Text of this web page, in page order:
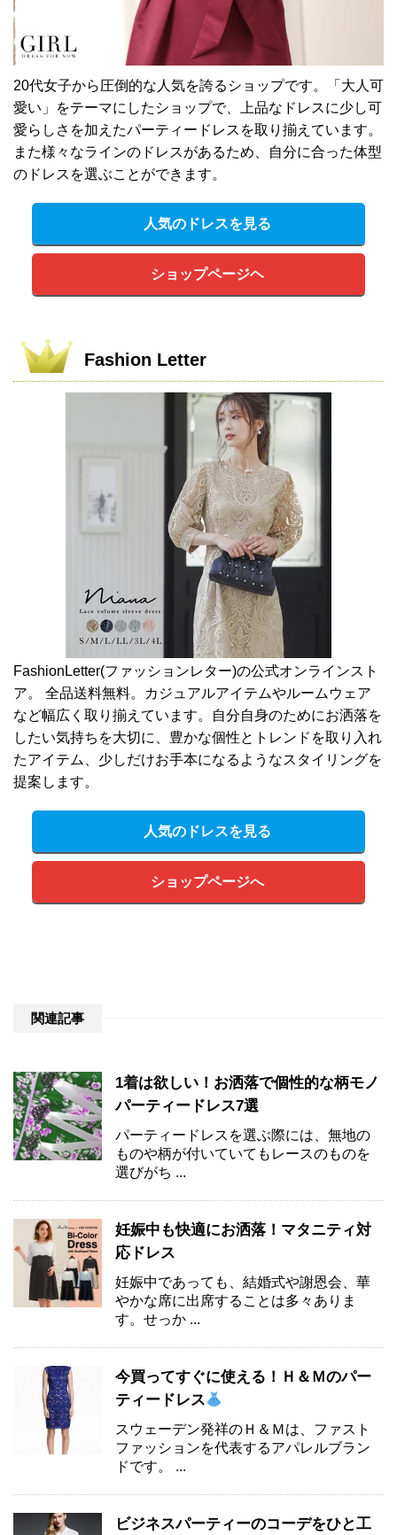
20代女子から圧倒的な人気を誇るショップです。「大人可
愛い」をテーマにしたショップで、上品なドレスに少し可
愛らしさを加えたパーティードレスを取り揃えています。
また様々なラインのドレスがあるため、自分に合った体型
のドレスを選ぶことができます。
人気のドレスを見る
ショップページヘ
Fashion Letter
FashionLetter(ファッションレター)の公式オンラインスト
ア。 全品送料無料。カジュアルアイテムやルームウェア
など幅広く取り揃えています。自分自身のためにお洒落を
したい気持ちを大切に、豊かな個性とトレンドを取り入れ
たアイテム、少しだけお手本になるようなスタイリングを
提案します。
人気のドレスを見る
ショップページへ
関連記事
1着は欲しい！お洒落で個性的な柄モノ
パーティードレス7選
パーティードレスを選ぶ際には、無地の
ものや柄が付いていてもレースのものを
選びがち ...
妊娠中も快適にお洒落！マタニティ対
応ドレス
妊娠中であっても、結婚式や謝恩会、華
やかな席に出席することは多々ありま
す。せっか ...
今買ってすぐに使える！Ｈ＆Ｍのパー
ティードレス
スウェーデン発祥のＨ＆Ｍは、ファスト
ファッションを代表するアパレルブラン
ドです。 ...
ビジネスパーティーのコーデをひと工